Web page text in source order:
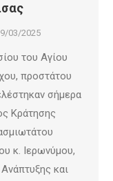
03/2025
του Αγίου
προστάτου
σήμερα
Κράτησης
κ. Ιερωνύμου,
και